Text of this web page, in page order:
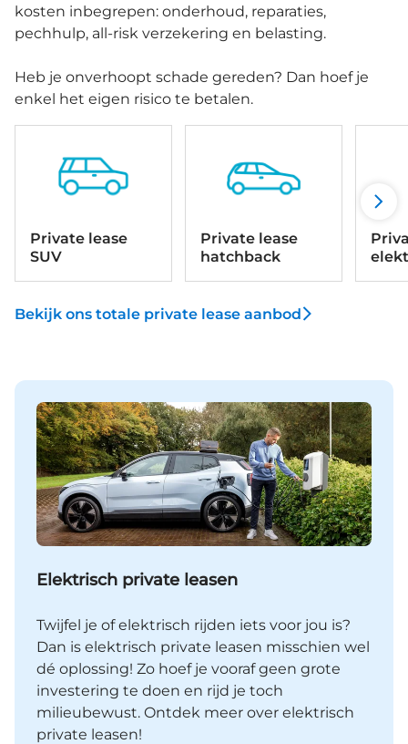
kosten inbegrepen: onderhoud, reparaties,
pechhulp, all-risk verzekering en belasting.
Heb je onverhoopt schade gereden? Dan hoef je
enkel het eigen risico te betalen.
Private lease
SUV
Private lease
hatchback
Bekijk ons totale private lease aanbod
Elektrisch private leasen
Twijfel je of elektrisch rijden iets voor jou is?
Dan is elektrisch private leasen misschien wel
dé oplossing! Zo hoef je vooraf geen grote
investering te doen en rijd je toch
milieubewust. Ontdek meer over elektrisch
private leasen!